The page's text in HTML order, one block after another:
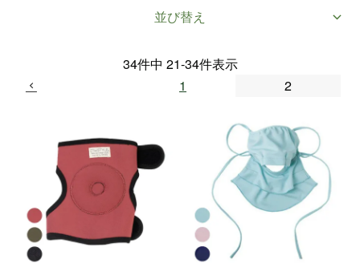
並び替え
34件中 21-34件表示
1
2